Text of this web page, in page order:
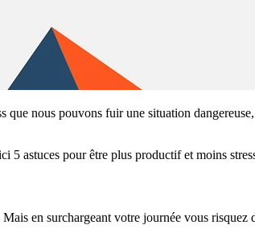
que nous pouvons fuir une situation
5 astuces pour être plus productif et moins
en surchargeant votre journée vous risquez